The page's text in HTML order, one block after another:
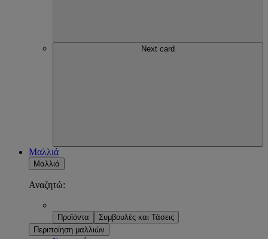
Next card
Μαλλιά
Μαλλιά
Αναζητώ:
Προϊόντα
Συμβουλές και Τάσεις
Περιποίηση μαλλιών